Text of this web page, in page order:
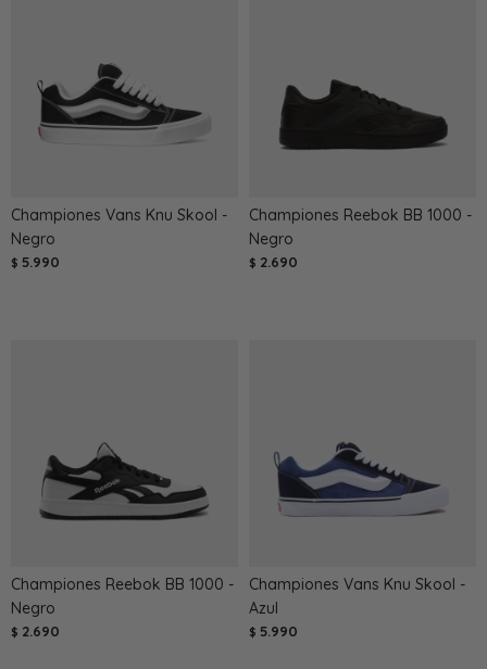
Championes Vans Knu Skool -
Negro
$ 5.990
Championes Reebok BB 1000 -
Negro
$ 2.690
Championes Reebok BB 1000 -
Negro
$ 2.690
Championes Vans Knu Skool -
Azul
$ 5.990